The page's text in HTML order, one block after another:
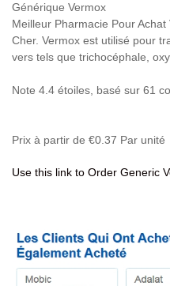
Générique Vermox
Meilleur Pharmacie Pour
Cher. Vermox est utilisé pour
vers tels que trichocéphale,
Note 4.4 étoiles, basé sur 61
Prix à partir de €0.37 Par unité
Use this link to Order Generic